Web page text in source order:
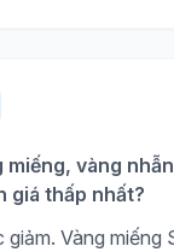
miếng, vàng
giá thấp nhất?
Vàng miếng